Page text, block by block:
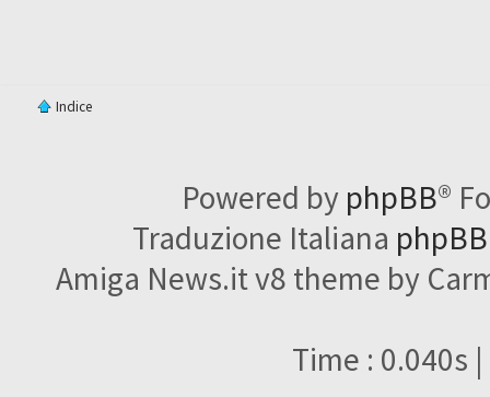
Indice
Powered by phpBB®
Traduzione Italiana
Amiga News.it v8 theme by
Time : 0.040s